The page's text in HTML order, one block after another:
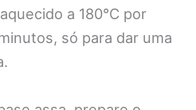
a 180°C por
só para dar uma